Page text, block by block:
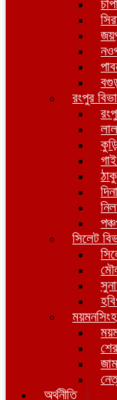
রংপুর
সিলেট
অর্থনীতি